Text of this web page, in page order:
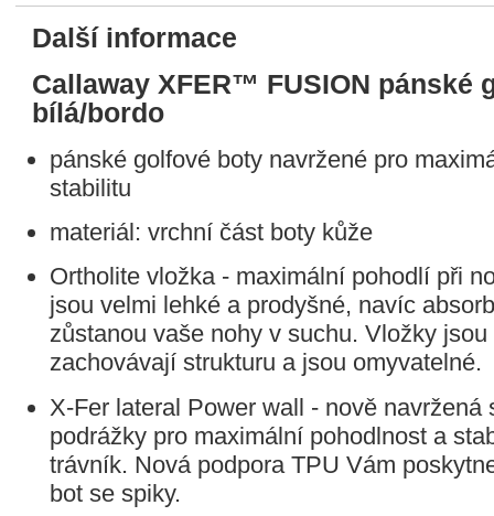
fee a golf
Další informace
Callaway XFER™ FUSION pánské
bílá/bordo
pánské golfové boty navržené pro
stabilitu
materiál: vrchní část boty kůže
Ortholite vložka - maximální pohodlí při
jsou velmi lehké a prodyšné, navíc
zůstanou vaše nohy v suchu. Vložky
zachovávají strukturu a jsou omyvatelné.
X-Fer lateral Power wall - nově navržená
podrážky pro maximální pohodlnost a
trávník. Nová podpora TPU Vám
bot se spiky.